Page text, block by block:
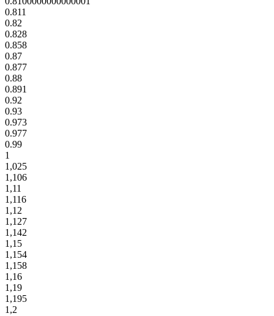
0.811
0.82
0.828
0.858
0.87
0.877
0.88
0.891
0.92
0.93
0.973
0.977
0.99
1
1,025
1,106
1,11
1,116
1,12
1,127
1,142
1,15
1,154
1,158
1,16
1,19
1,195
1,2